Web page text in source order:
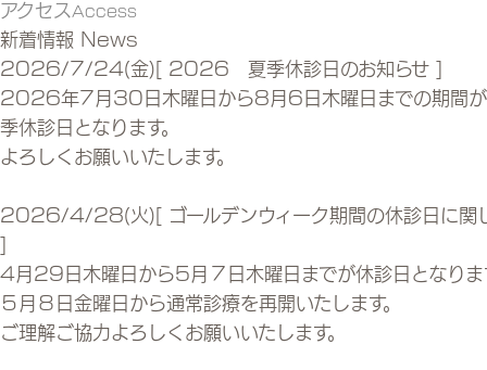
アクセスAccess
新着情報 News
2026/7/24(金)[ 2026 夏季休診日のお知らせ ]
2026年7月30日木曜日から8月6日木曜日までの期間
季休診日となります。
よろしくお願いいたします。
2026/4/28(火)[ ゴールデンウィーク期間の休診日に関
]
4月29日木曜日から5月７日木曜日までが休診日となりま
５月８日金曜日から通常診療を再開いたします。
ご理解ご協力よろしくお願いいたします。